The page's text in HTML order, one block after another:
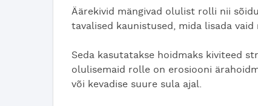
Äärekivid mängivad olulist rolli nii
tavalised kaunistused, mida lisada vaid
Seda kasutatakse hoidmaks kiviteed
olulisemaid rolle on erosiooni
või kevadise suure sula ajal.